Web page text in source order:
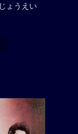
ょうえい